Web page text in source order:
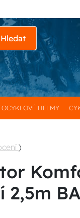
Hledat
HELMY
)